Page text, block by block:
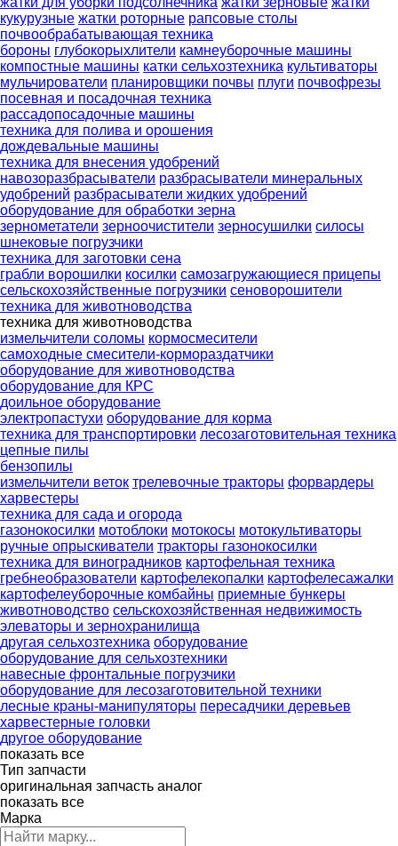
кукурузные жатки роторные рапсовые столы
почвообрабатывающая техника
бороны глубокорыхлители камнеуборочные машины
компостные машины катки сельхозтехника культиваторы
мульчирователи планировщики почвы плуги почвофрезы
посевная и посадочная техника
рассадопосадочные машины
техника для полива и орошения
дождевальные машины
техника для внесения удобрений
навозоразбрасыватели разбрасыватели минеральных
удобрений разбрасыватели жидких удобрений
оборудование для обработки зерна
зернометатели зерноочистители зерносушилки силосы
шнековые погрузчики
техника для заготовки сена
грабли ворошилки косилки самозагружающиеся прицепы
сельскохозяйственные погрузчики сеноворошители
техника для животноводства
техника для животноводства
измельчители соломы кормосмесители
самоходные смесители-кормораздатчики
оборудование для животноводства
оборудование для КРС
доильное оборудование
электропастухи оборудование для корма
техника для транспортировки лесозаготовительная техника
цепные пилы
бензопилы
измельчители веток трелевочные тракторы форвардеры
харвестеры
техника для сада и огорода
газонокосилки мотоблоки мотокосы мотокультиваторы
ручные опрыскиватели тракторы газонокосилки
техника для виноградников картофельная техника
гребнеобразователи картофелекопалки картофелесажалки
картофелеуборочные комбайны приемные бункеры
животноводство сельскохозяйственная недвижимость
элеваторы и зернохранилища
другая сельхозтехника оборудование
оборудование для сельхозтехники
навесные фронтальные погрузчики
оборудование для лесозаготовительной техники
лесные краны-манипуляторы пересадчики деревьев
харвестерные головки
другое оборудование
показать все
Тип запчасти
оригинальная запчасть аналог
показать все
Марка